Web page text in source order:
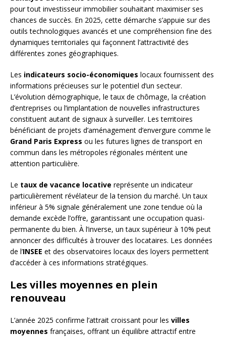
pour tout investisseur immobilier souhaitant maximiser ses
chances de succès. En 2025, cette démarche s’appuie sur des
outils technologiques avancés et une compréhension fine des
dynamiques territoriales qui façonnent l’attractivité des
différentes zones géographiques.
Les indicateurs socio-économiques locaux fournissent des
informations précieuses sur le potentiel d’un secteur.
L’évolution démographique, le taux de chômage, la création
d’entreprises ou l’implantation de nouvelles infrastructures
constituent autant de signaux à surveiller. Les territoires
bénéficiant de projets d’aménagement d’envergure comme le
Grand Paris Express ou les futures lignes de transport en
commun dans les métropoles régionales méritent une
attention particulière.
Le taux de vacance locative représente un indicateur
particulièrement révélateur de la tension du marché. Un taux
inférieur à 5% signale généralement une zone tendue où la
demande excède l’offre, garantissant une occupation quasi-
permanente du bien. À l’inverse, un taux supérieur à 10% peut
annoncer des difficultés à trouver des locataires. Les données
de l’INSEE et des observatoires locaux des loyers permettent
d’accéder à ces informations stratégiques.
Les villes moyennes en plein
renouveau
L’année 2025 confirme l’attrait croissant pour les villes
moyennes françaises, offrant un équilibre attractif entre